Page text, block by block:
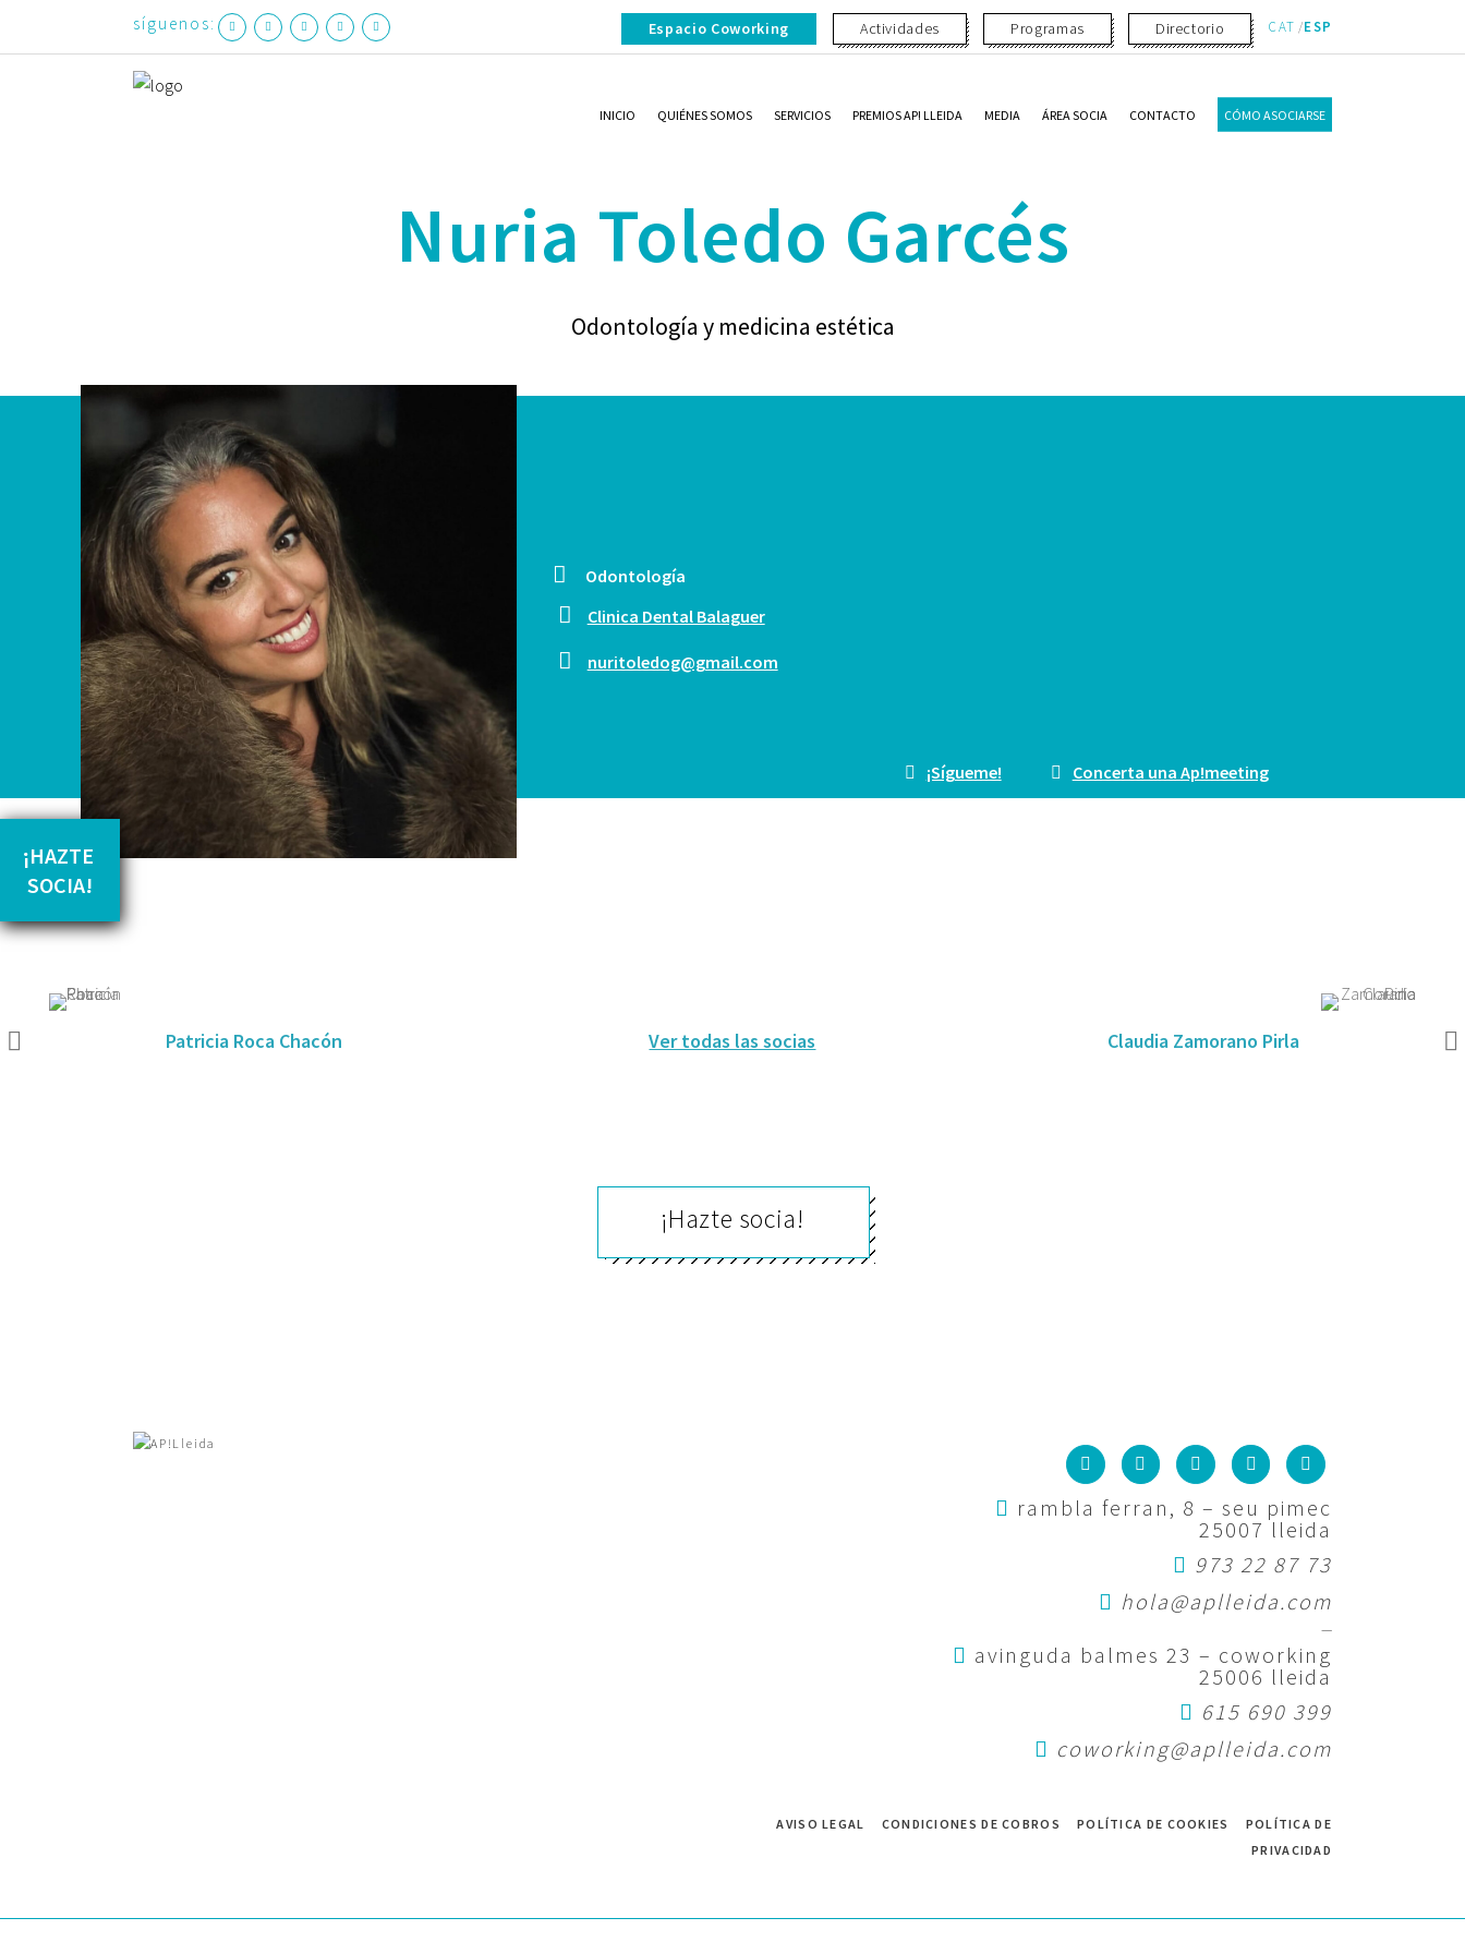
síguenos: Espacio Coworking Actividades Programas Directorio CAT ESP
INICIO QUIÉNES SOMOS SERVICIOS PREMIOS AP! LLEIDA MEDIA ÁREA SOCIA CONTACTO CÓMO ASOCIARSE
Nuria Toledo Garcés
Odontología y medicina estética
Odontología
Clinica Dental Balaguer
nuritoledog@gmail.com
¡Sígueme! Concerta una Ap!meeting
Patricia Roca Chacón Ver todas las socias Claudia Zamorano Pirla
¡Hazte socia!
rambla ferran, 8 – seu pimec
25007 lleida
973 22 87 73
hola@aplleida.com
—
avinguda balmes 23 – coworking
25006 lleida
615 690 399
coworking@aplleida.com
AVISO LEGAL CONDICIONES DE COBROS POLÍTICA DE COOKIES
POLÍTICA DE
PRIVACIDAD
¡HAZTE
SOCIA!